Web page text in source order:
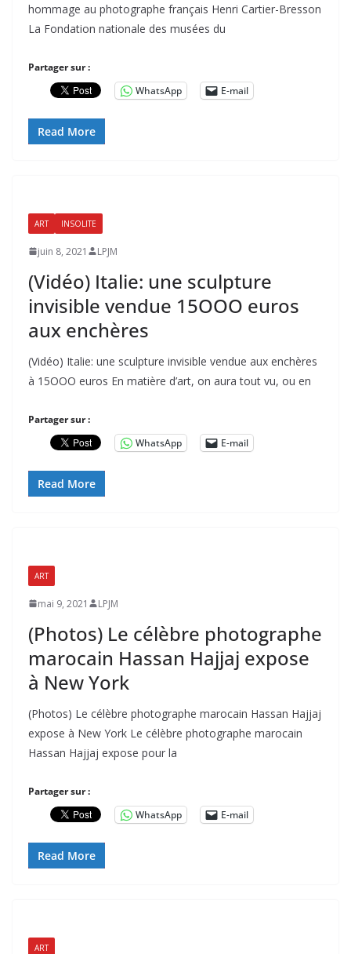
hommage au photographe français Henri Cartier-Bresson
La Fondation nationale des musées du
Partager sur :
WhatsApp
E-mail
Read More
ART INSOLITE
juin 8, 2021 LPJM
(Vidéo) Italie: une sculpture
invisible vendue 15OOO euros
aux enchères
(Vidéo) Italie: une sculpture invisible vendue aux enchères
à 15OOO euros En matière d’art, on aura tout vu, ou en
Partager sur :
WhatsApp
E-mail
Read More
ART
mai 9, 2021 LPJM
(Photos) Le célèbre photographe
marocain Hassan Hajjaj expose
à New York
(Photos) Le célèbre photographe marocain Hassan Hajjaj
expose à New York Le célèbre photographe marocain
Hassan Hajjaj expose pour la
Partager sur :
WhatsApp
E-mail
Read More
ART